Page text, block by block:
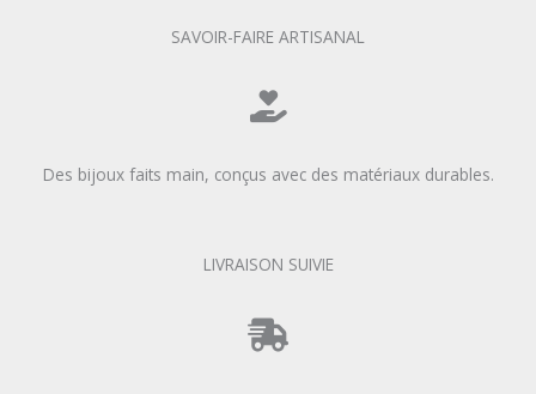
SAVOIR-FAIRE ARTISANAL
Des bijoux faits main, conçus avec des matériaux durables.
LIVRAISON SUIVIE